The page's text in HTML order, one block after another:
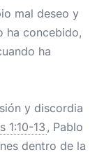
mal deseo y
ha concebido,
ha
y discordia
1:10-13 , Pablo
dentro de la